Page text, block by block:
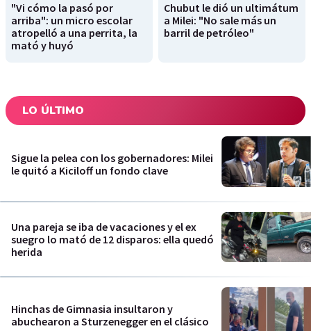
"Vi cómo la pasó por
arriba": un micro escolar
atropelló a una perrita, la
mató y huyó
Chubut le dió un ultimátum
a Milei: "No sale más un
barril de petróleo"
LO ÚLTIMO
Sigue la pelea con los gobernadores: Milei
le quitó a Kiciloff un fondo clave
Una pareja se iba de vacaciones y el ex
suegro lo mató de 12 disparos: ella quedó
herida
Hinchas de Gimnasia insultaron y
abuchearon a Sturzenegger en el clásico